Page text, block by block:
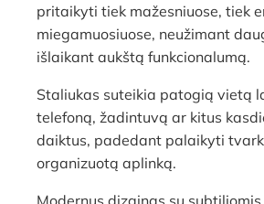
pritaikyti tiek mažesniuose, tiek
miegamuosiuose, neužimant
išlaikant aukštą funkcionalumą.
Staliukas suteikia patogią vietą
telefoną, žadintuvą ar kitus
daiktus, padedant palaikyti
organizuotą aplinką.
Modernus dizainas su